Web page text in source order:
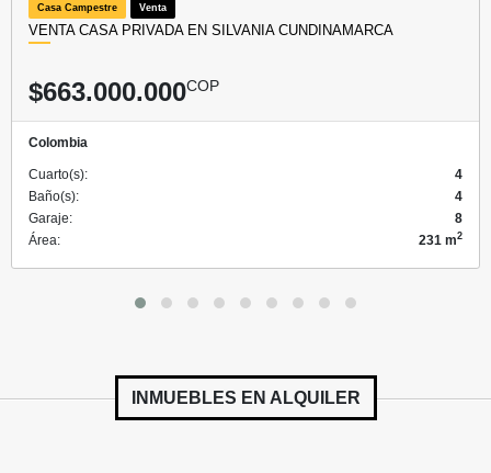
Casa Campestre Venta
VENTA CASA PRIVADA EN SILVANIA CUNDINAMARCA
$663.000.000COP
Colombia
Cuarto(s):
4
Baño(s):
4
Garaje:
8
Área:
231 m2
INMUEBLES EN ALQUILER